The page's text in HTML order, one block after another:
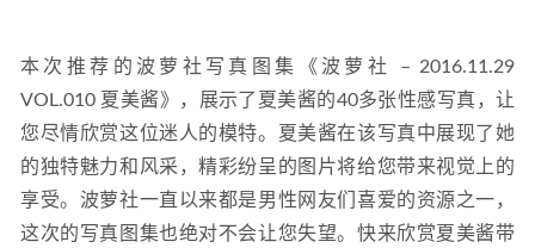
本次推荐的波萝社写真图集《波萝社 – 2016.11.29
VOL.010 夏美酱》，展示了夏美酱的40多张性感写真，让
您尽情欣赏这位迷人的模特。夏美酱在该写真中展现了她
的独特魅力和风采，精彩纷呈的图片将给您带来视觉上的
享受。波萝社一直以来都是男性网友们喜爱的资源之一，
这次的写真图集也绝对不会让您失望。快来欣赏夏美酱带